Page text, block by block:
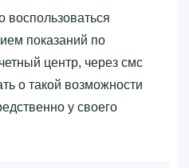
показаний по
центр, через смс
о такой возможности
у своего